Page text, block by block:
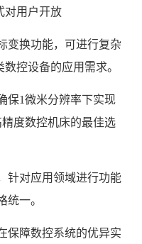
对用户开放
变换功能，可进行复杂
控设备的应用需求。
保1微米分辨率下实现
度数控机床的最佳选
针对应用领域进行功能
统一。
保障数控系统的优异实